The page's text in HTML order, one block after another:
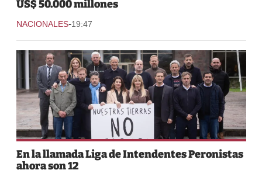
US$ 50.000 millones
NACIONALES-19:47
En la llamada Liga de Intendentes Peronistas
ahora son 12